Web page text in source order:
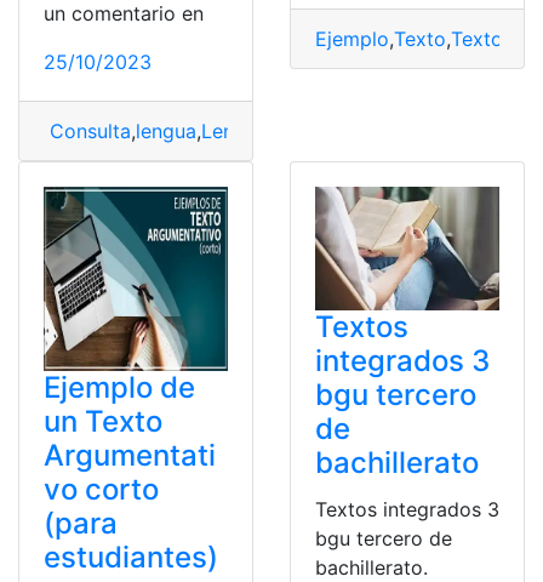
un comentario en
25/10/2023
Consulta,lengua,Lengua y Literatura
Ejemplo,Texto,Texto
Ejemplo de
un Texto
Argumentati
vo corto
(para
estudiantes)
Textos
integrados 3
bgu tercero
de
bachillerato
Textos integrados 3
bgu tercero de
bachillerato.